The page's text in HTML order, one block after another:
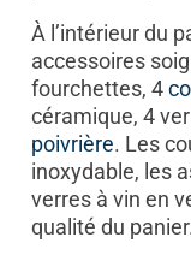
À l’intérieur du
accessoires
fourchettes, 4
céramique, 4
poivrière. Les
inoxydable, les
verres à vin en
qualité du